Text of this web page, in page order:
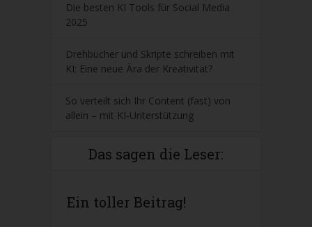
Die besten KI Tools für Social Media
2025
Drehbücher und Skripte schreiben mit
KI: Eine neue Ära der Kreativität?
So verteilt sich Ihr Content (fast) von
allein – mit KI-Unterstützung
Das sagen die Leser:
Ein toller Beitrag!